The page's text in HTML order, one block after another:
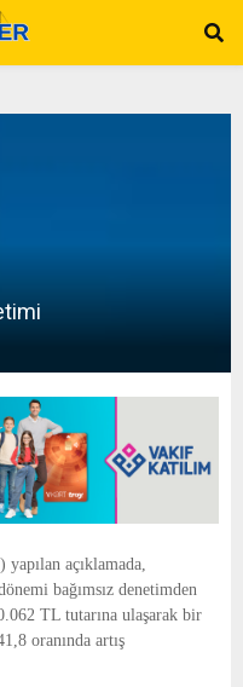
açıklamada,
bağımsız denetimden
TL tutarına ulaşarak bir
oranında artış